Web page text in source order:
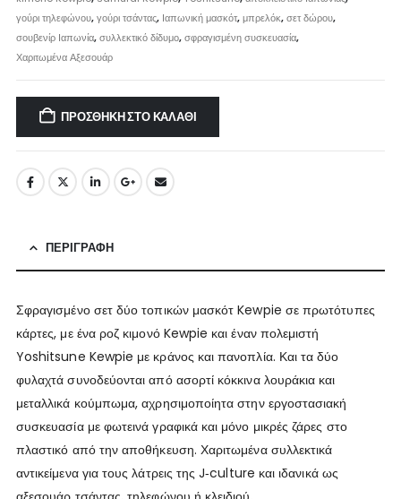
γούρι τηλεφώνου,γούρι τσάντας, Ιαπωνική μασκότ,μπρελόκ,σετ δώρου,
σουβενίρ Ιαπωνία,συλλεκτικό δίδυμο,σφραγισμένη συσκευασία,
Χαριτωμένα Αξεσουάρ
ΠΡΟΣΘΉΚΗ ΣΤΟ ΚΑΛΆΘΙ
ΠΕΡΙΓΡΑΦΉ
Σφραγισμένο σετ δύο τοπικών μασκότ Kewpie σε πρωτότυπες
κάρτες, με ένα ροζ κιμονό Kewpie και έναν πολεμιστή
Yoshitsune Kewpie με κράνος και πανοπλία. Και τα δύο
φυλαχτά συνοδεύονται από ασορτί κόκκινα λουράκια και
μεταλλικά κούμπωμα, αχρησιμοποίητα στην εργοστασιακή
συσκευασία με φωτεινά γραφικά και μόνο μικρές ζάρες στο
πλαστικό από την αποθήκευση. Χαριτωμένα συλλεκτικά
αντικείμενα για τους λάτρεις της J‑culture και ιδανικά ως